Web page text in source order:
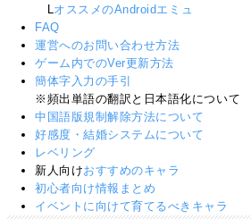
LオススメのAndroidエミュ
FAQ
運営へのお問い合わせ方法
ゲーム内でのVer更新方法
簡体字入力の手引
※頻出単語の翻訳と日本語化について
中国語版規制解除方法について
好感度・結婚システムについて
レベリング
新人向けおすすめのキャラ
初心者向け情報まとめ
イベントに向けて育てるべきキャラ